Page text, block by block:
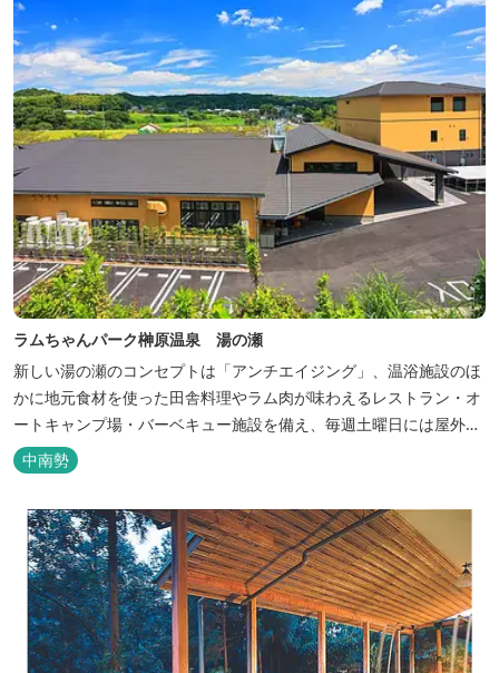
ラムちゃんパーク榊原温泉 湯の瀬
新しい湯の瀬のコンセプトは「アンチエイジング」、温浴施設のほ
かに地元食材を使った田舎料理やラム肉が味わえるレストラン・オ
ートキャンプ場・バーベキュー施設を備え、毎週土曜日には屋外に
「湯の瀬市場」を設け、新鮮野菜の販売が行われています。 また、
観光旅行が困難な障がい者や介助が必要な高齢者の利用に特化した
福祉旅館として、全館バリアフリー、車いす対応の貸切風呂、リフ
ト付きジャグジーを備えています...
中南勢